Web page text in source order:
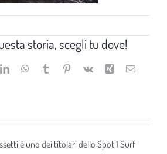
storia, scegli tu dove!
LinkedInWhatsApp
TumblrPinterest
Vk Xing Email
è uno dei titolari dello Spot 1 Surf